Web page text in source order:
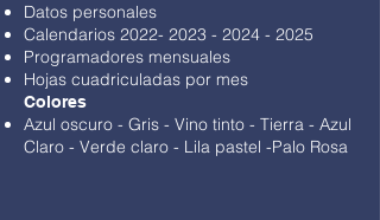
Datos personales
Calendarios 2022- 2023 - 2024 - 2025
Programadores mensuales
Hojas cuadriculadas por mes
Colores
Azul oscuro - Gris - Vino tinto - Tierra - Azul
Claro - Verde claro - Lila pastel -Palo Rosa